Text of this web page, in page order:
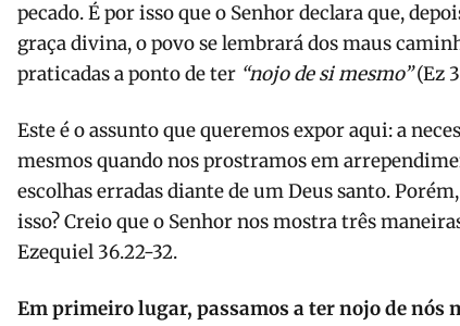
pecado. É por isso que o Senhor declara que,
graça divina, o povo se lembrará dos maus
praticadas a ponto de ter “nojo de si mesmo”(Ez
Este é o assunto que queremos expor aqui: a
mesmos quando nos prostramos em
escolhas erradas diante de um Deus santo.
isso? Creio que o Senhor nos mostra três
Ezequiel 36.22-32.
Em primeiro lugar, passamos a ter nojo de nós